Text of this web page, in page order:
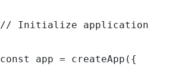
// Initialize application
const app = createApp({